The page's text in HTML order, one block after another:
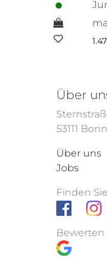
Über
53111 Bonn
Über uns
Jobs
Finden
Bewerten